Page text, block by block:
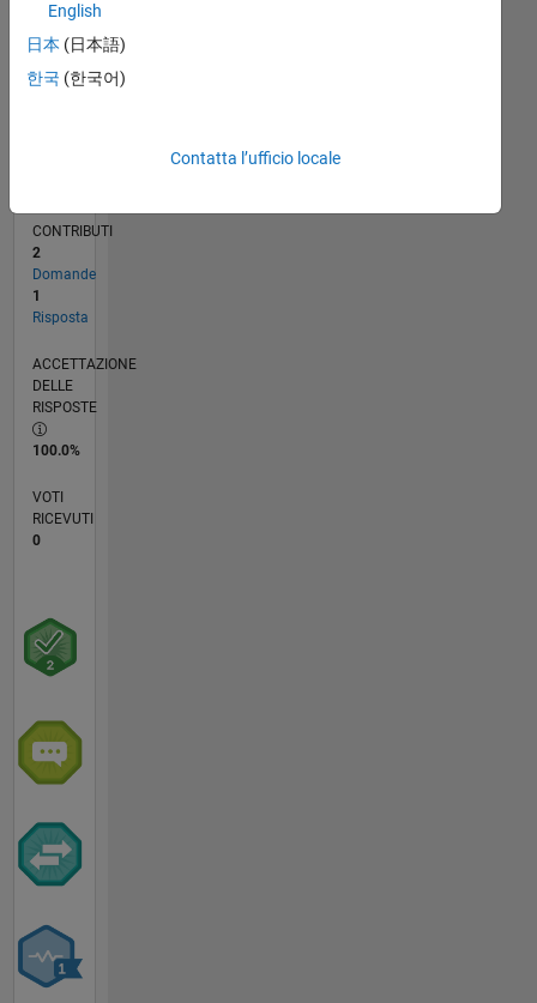
RANK
232.890
CONTRIBUTI
2
Domande
1
Risposta
ACCETTAZIONE
DELLE
RISPOSTE
100.0%
VOTI
RICEVUTI
0
English
日本 (日本語)
한국 (한국어)
Contatta l’ufficio locale